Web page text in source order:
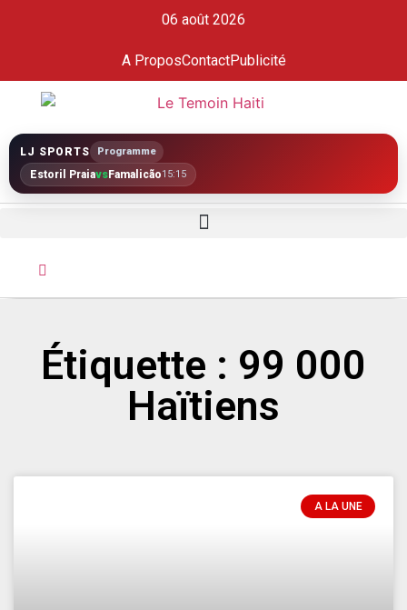
06 août 2026
A ProposContactPublicité
LJ SPORTS Programme
Estoril PraiavsFamalicão15:15
Étiquette : 99 000
Haïtiens
A LA UNE